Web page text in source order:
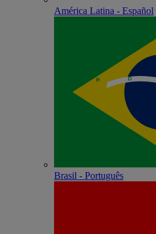
América Latina - Español
Brasil - Português